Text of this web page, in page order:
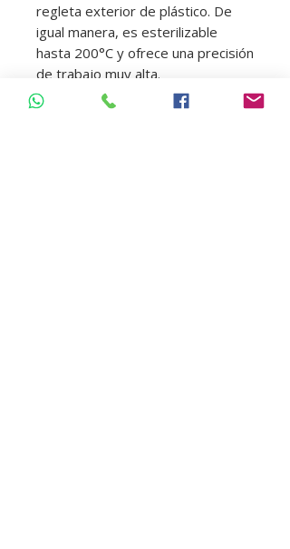
regleta exterior de plástico. De
igual manera, es esterilizable
hasta 200°C y ofrece una precisión
de trabajo muy alta.
Aplicaciones